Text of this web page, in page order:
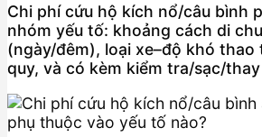
Chi phí cứu hộ kích nổ/câu bình
nhóm yếu tố: khoảng cách di
(ngày/đêm), loại xe–độ khó
quy, và có kèm kiểm tra/sạc/